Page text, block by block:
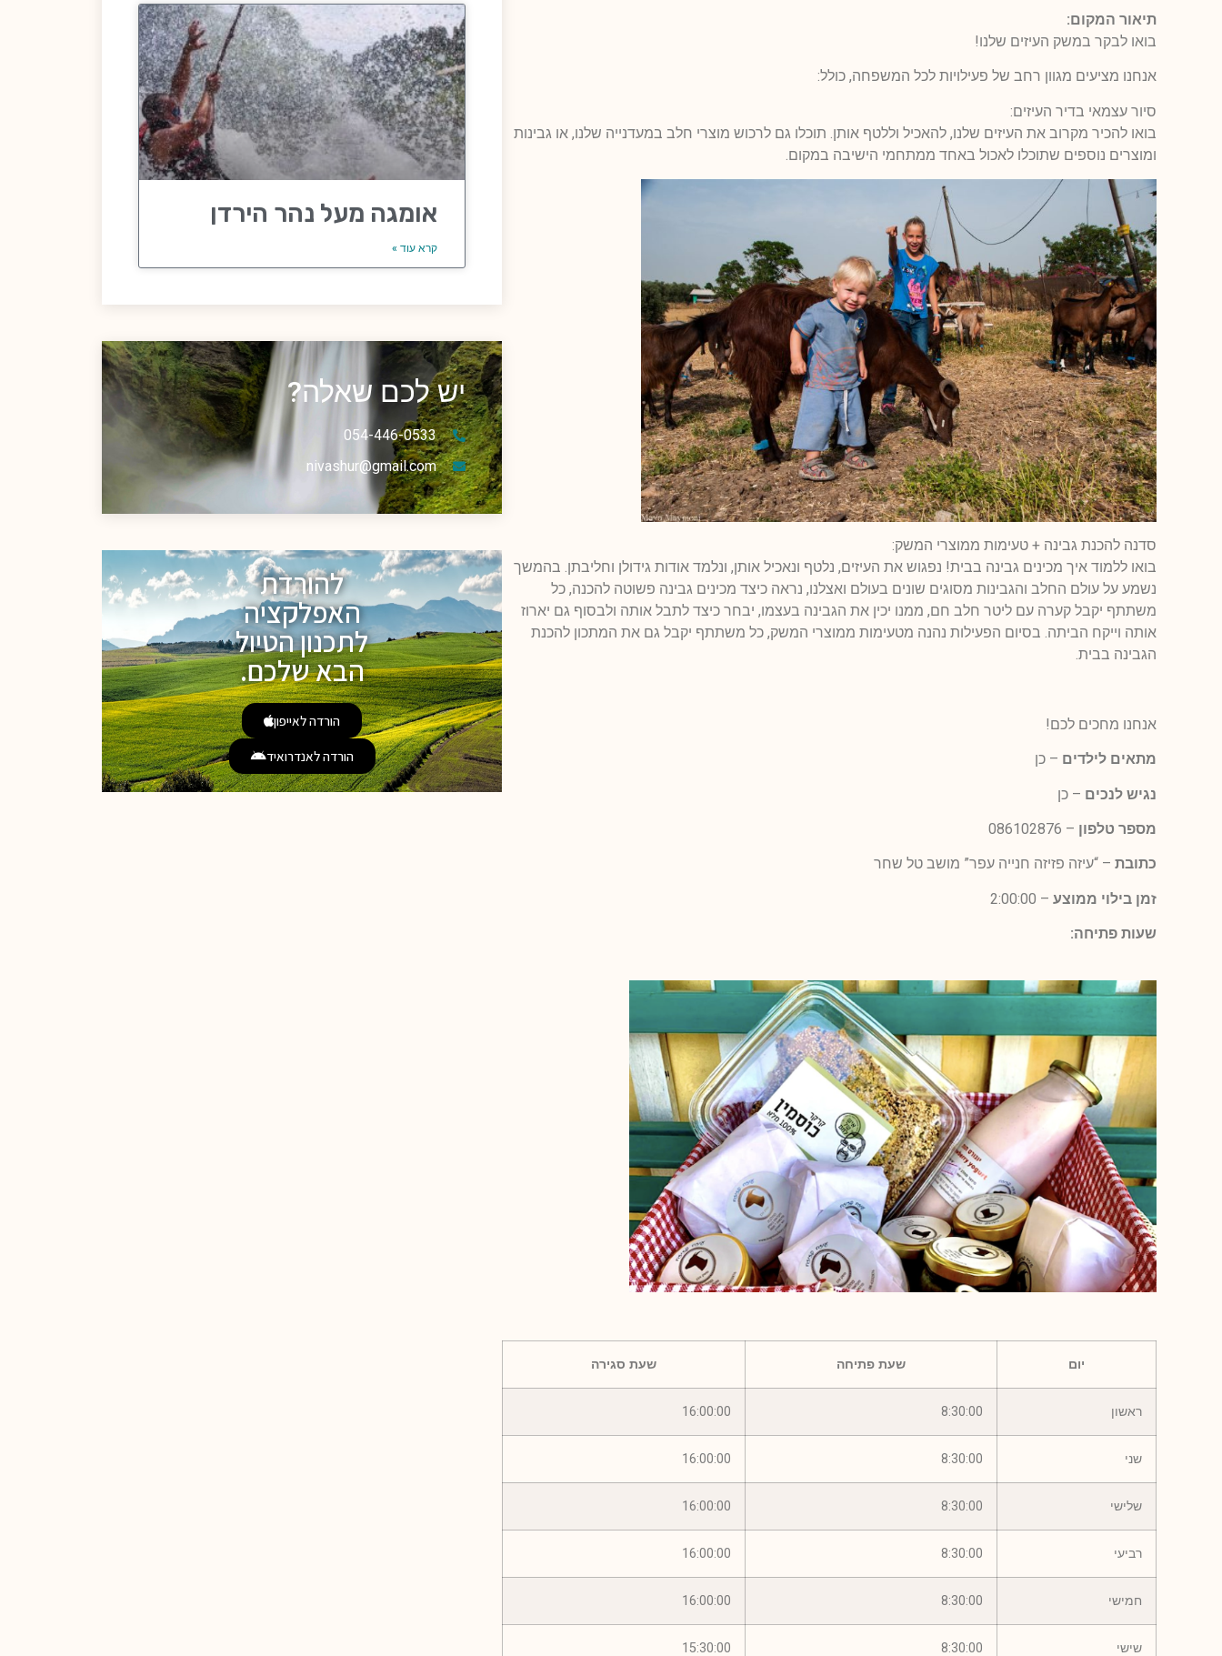
תיאור המקום:
בואו לבקר במשק העיזים שלנו!
אנחנו מציעים מגוון רחב של פעילויות לכל המשפחה, כולל:
סיור עצמאי בדיר העיזים:
בואו להכיר מקרוב את העיזים שלנו, להאכיל וללטף אותן. תוכלו גם לרכוש מוצרי חלב במעדנייה שלנו, או גבינות
ומוצרים נוספים שתוכלו לאכול באחד ממתחמי הישיבה במקום.
סדנה להכנת גבינה + טעימות ממוצרי המשק:
בואו ללמוד איך מכינים גבינה בבית! נפגוש את העיזים, נלטף ונאכיל אותן, ונלמד אודות גידולן וחליבתן. בהמשך
נשמע על עולם החלב והגבינות מסוגים שונים בעולם ואצלנו, נראה כיצד מכינים גבינה פשוטה להכנה, כל
משתתף יקבל קערה עם ליטר חלב חם, ממנו יכין את הגבינה בעצמו, יבחר כיצד לתבל אותה ולבסוף גם יארוז
אותה וייקח הביתה. בסיום הפעילות נהנה מטעימות ממוצרי המשק, כל משתתף יקבל גם את המתכון להכנת
הגבינה בבית.
אנחנו מחכים לכם!
מתאים לילדים – כן
נגיש לנכים – כן
מספר טלפון –
086102876
כתובת – “עיזה פזיזה חנייה עפר” מושב טל שחר
זמן בילוי ממוצע – 2:00:00
שעות פתיחה:
יום שעת פתיחה שעת סגירה
ראשון 8:30:00
16:00:00
שני 8:30:00
16:00:00
שלישי 8:30:00
16:00:00
רביעי 8:30:00
16:00:00
חמישי 8:30:00
16:00:00
שישי 8:30:00
15:30:00
אומגה מעל נהר הירדן
קרא עוד »
יש לכם שאלה?
054-446-0533
nivashur@gmail.com
להורדת
האפלקציה
לתכנון הטיול
הבא שלכם.
הורדה לאייפון
הורדה לאנדרואיד